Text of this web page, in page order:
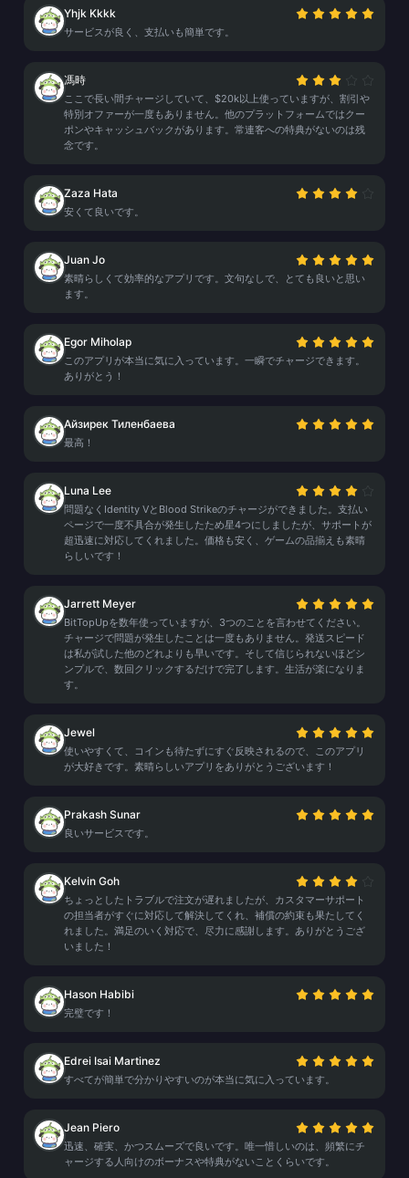
Yhjk Kkkk
サービスが良く、支払いも簡単です。
馮時
ここで長い間チャージしていて、$20k以上使っていますが、割引や
特別オファーが一度もありません。他のプラットフォームではクー
ポンやキャッシュバックがあります。常連客への特典がないのは残
念です。
Zaza Hata
安くて良いです。
Juan Jo
素晴らしくて効率的なアプリです。文句なしで、とても良いと思い
ます。
Egor Miholap
このアプリが本当に気に入っています。一瞬でチャージできます。
ありがとう！
Айзирек Тиленбаева
最高！
Luna Lee
問題なくIdentity VとBlood Strikeのチャージができました。支払い
ページで一度不具合が発生したため星4つにしましたが、サポートが
超迅速に対応してくれました。価格も安く、ゲームの品揃えも素晴
らしいです！
Jarrett Meyer
BitTopUpを数年使っていますが、3つのことを言わせてください。
チャージで問題が発生したことは一度もありません。発送スピード
は私が試した他のどれよりも早いです。そして信じられないほどシ
ンプルで、数回クリックするだけで完了します。生活が楽になりま
す。
Jewel
使いやすくて、コインも待たずにすぐ反映されるので、このアプリ
が大好きです。素晴らしいアプリをありがとうございます！
Prakash Sunar
良いサービスです。
Kelvin Goh
ちょっとしたトラブルで注文が遅れましたが、カスタマーサポート
の担当者がすぐに対応して解決してくれ、補償の約束も果たしてく
れました。満足のいく対応で、尽力に感謝します。ありがとうござ
いました！
Hason Habibi
完璧です！
Edrei Isai Martinez
すべてが簡単で分かりやすいのが本当に気に入っています。
Jean Piero
迅速、確実、かつスムーズで良いです。唯一惜しいのは、頻繁にチ
ャージする人向けのボーナスや特典がないことくらいです。